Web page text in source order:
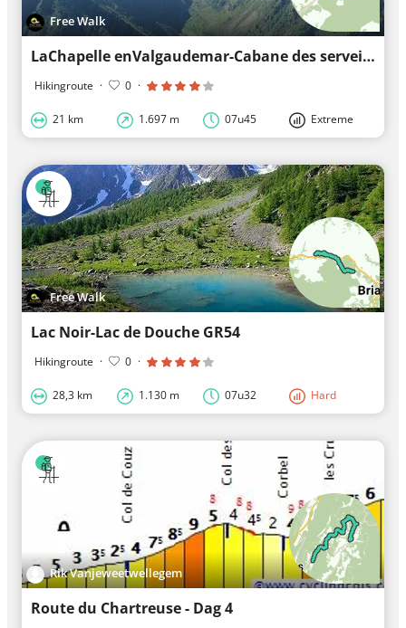
Free Walk
LaChapelle enValgaudemar-Cabane des serveille GR54
Hikingroute · 0 ·
21 km 1.697 m 07u45 Extreme
Free Walk
Lac Noir-Lac de Douche GR54
Hikingroute · 0 ·
28,3 km 1.130 m 07u32 Hard
Rik Vanjeweetwellegem
Route du Chartreuse - Dag 4